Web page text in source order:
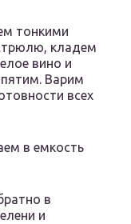
тонкими
кладем
вино и
Варим
всех
в емкость
в
и